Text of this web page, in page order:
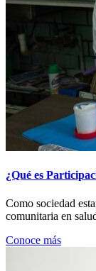
¿Qué es
Como sociedad
comunitaria en
Conoce más